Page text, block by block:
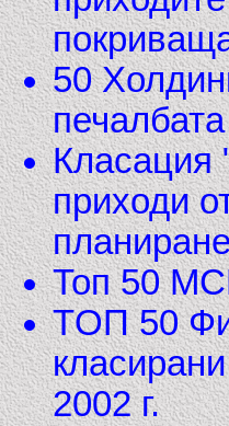
50
Класация
приходи
Топ 50
TОП 50
2002 г.